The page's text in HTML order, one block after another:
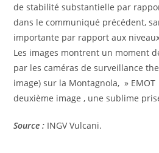
de stabilité substantielle par
dans le communiqué précédent,
importante par rapport aux
Les images montrent un moment
par les caméras de surveillance
image) sur la Montagnola, »
deuxième image , une sublime
Source : INGV Vulcani.